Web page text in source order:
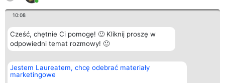
10:08
Cześć, chętnie Ci pomogę! 🙂 Kliknij proszę w
odpowiedni temat rozmowy! 🙂
Jestem Laureatem, chcę odebrać materiały
marketingowe
Organizator plebiscytu
Bright Side Solutions sp. z o.
o. sp. k.
Plebiscyt
Laureaci
Kontakt
Kontakt